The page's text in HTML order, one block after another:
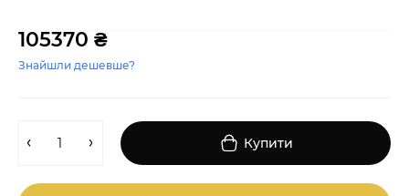
105370 ₴
Знайшли дешевше?
Купити